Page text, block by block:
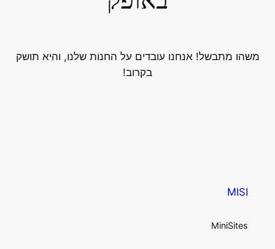
משהו מתבשל! אנחנו עובדים על החנות שלנו, והיא תושק
בקרוב!
MISI
MiniSites